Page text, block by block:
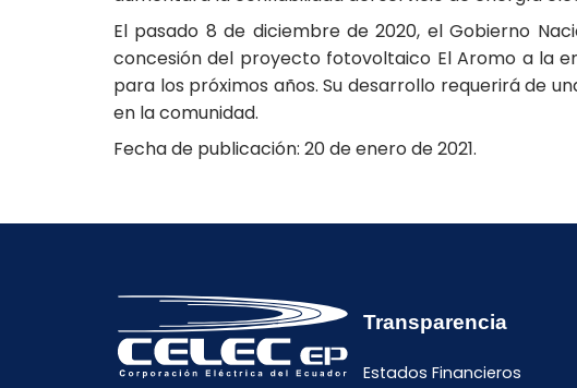
El pasado 8 de diciembre de 2020, el Gobierno
concesión del proyecto fotovoltaico El Aromo a la
para los próximos años. Su desarrollo requerirá de
en la comunidad.
Fecha de publicación: 20 de enero de 2021.
Transparencia
Estados Financieros